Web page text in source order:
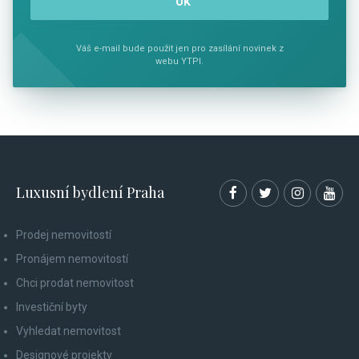
Váš e-mail bude použit jen pro zasílání novinek z
webu YTPI.
Luxusní bydlení Praha
Prodej nemovitostí
Pronájem nemovitostí
Chci prodat nemovitost
Investiční byty
Vyhledat nemovitost
Designové projekty